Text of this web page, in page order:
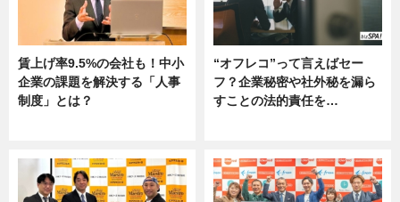
賃上げ率9.5%の会社も！中小
企業の課題を解決する「人事
制度」とは？
“オフレコ”って言えばセー
フ？企業秘密や社外秘を漏ら
すことの法的責任を…